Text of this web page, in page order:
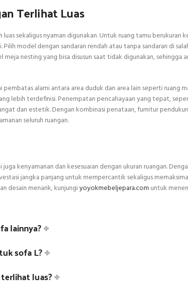
Terlihat Luas
sekaligus nyaman digunakan. Untuk ruang tamu berukuran
model dengan sandaran rendah atau tanpa sandaran di
nesting yang bisa disusun saat tidak digunakan,
alami antara area duduk dan area lain seperti ruang
lebih terdefinisi. Penempatan pencahayaan yang tepat,
dan estetik. Dengan kombinasi penataan, furnitur
seluruh ruangan.
kenyamanan dan kesesuaian dengan ukuran ruangan.
jangka panjang untuk mempercantik sekaligus
desain menarik, kunjungiyoyokmebeljepara.com untuk
lainnya?
sofa L?
luas?